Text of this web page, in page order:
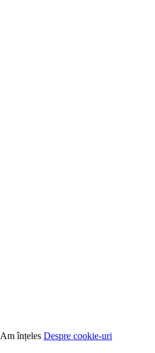
Am înțeles Despre cookie-uri